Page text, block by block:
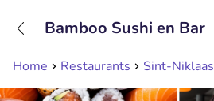
Home Restaurants Sint-Niklaas
Bamboo Sushi en Bar